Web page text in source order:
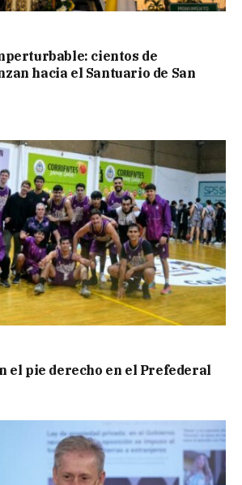
cientos de
hacia el Santuario de San
el pie derecho en el Prefederal